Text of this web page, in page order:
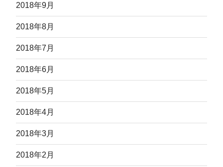
2018年9月
2018年8月
2018年7月
2018年6月
2018年5月
2018年4月
2018年3月
2018年2月